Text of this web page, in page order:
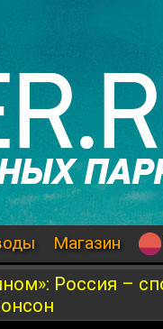
Магазин
Россия –